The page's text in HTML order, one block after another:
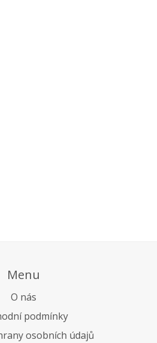
Menu
O nás
podmínky
osobních údajů